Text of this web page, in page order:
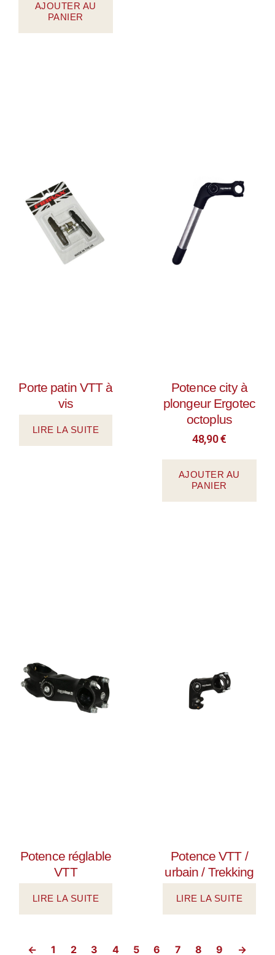
AJOUTER AU
PANIER
Porte patin VTT à
vis
LIRE LA SUITE
Potence city à
plongeur Ergotec
octoplus
48,90€
AJOUTER AU
PANIER
Potence réglable
VTT
LIRE LA SUITE
Potence VTT /
urbain / Trekking
LIRE LA SUITE
← 1 2 3 4 5 6 7 8 9 →